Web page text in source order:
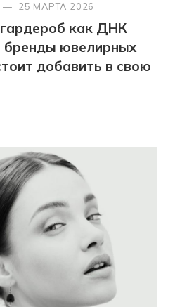
— 25 МАРТА 2026
как ДНК
бренды ювелирных
добавить в свою